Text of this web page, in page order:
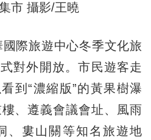
攝影/王曉
際旅遊中心冬季文化旅
對外開放。市民遊客走
到“濃縮版”的黃果樹瀑
、遵義會議會址、風雨
、婁山關等知名旅遊地